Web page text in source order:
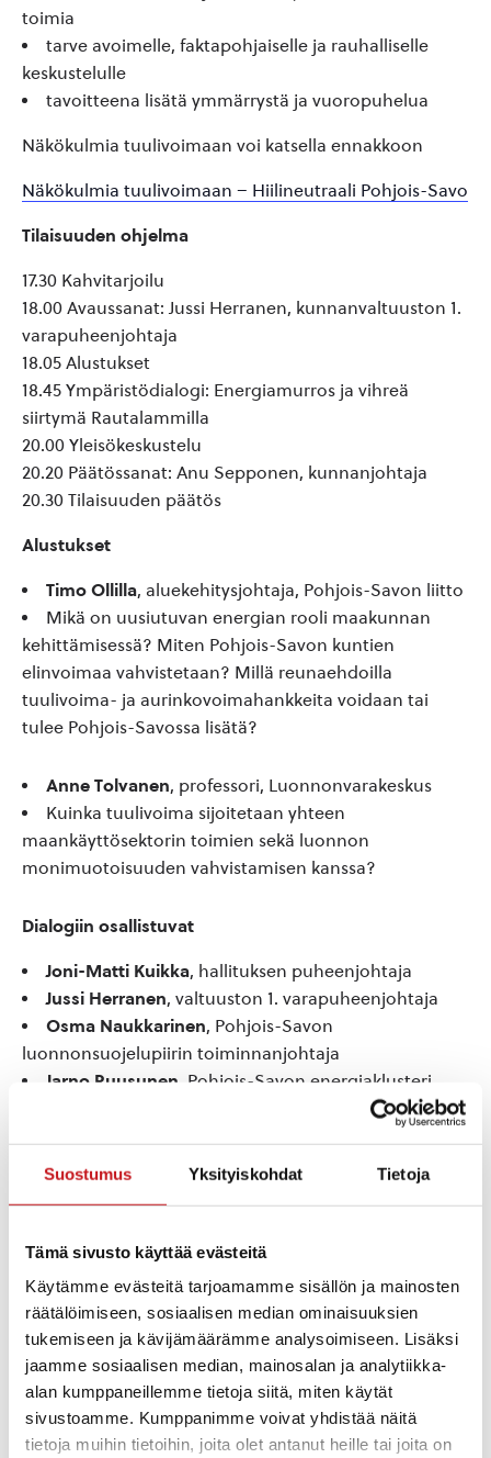
Suostumus Yksityiskohdat Tietoja
Tämä sivusto käyttää evästeitä
Käytämme evästeitä tarjoamamme sisällön ja mainosten
räätälöimiseen, sosiaalisen median ominaisuuksien
tukemiseen ja kävijämäärämme analysoimiseen. Lisäksi
jaamme sosiaalisen median, mainosalan ja analytiikka-
alan kumppaneillemme tietoja siitä, miten käytät
sivustoamme. Kumppanimme voivat yhdistää näitä
tietoja muihin tietoihin, joita olet antanut heille tai joita on
toimia
tarve avoimelle, faktapohjaiselle ja rauhalliselle
keskustelulle
tavoitteena lisätä ymmärrystä ja vuoropuhelua
Näkökulmia tuulivoimaan voi katsella ennakkoon
Näkökulmia tuulivoimaan – Hiilineutraali Pohjois-Savo
Tilaisuuden ohjelma
17.30 Kahvitarjoilu
18.00 Avaussanat: Jussi Herranen, kunnanvaltuuston 1.
varapuheenjohtaja
18.05 Alustukset
18.45 Ympäristödialogi: Energiamurros ja vihreä
siirtymä Rautalammilla
20.00 Yleisökeskustelu
20.20 Päätössanat: Anu Sepponen, kunnanjohtaja
20.30 Tilaisuuden päätös
Alustukset
Timo Ollilla, aluekehitysjohtaja, Pohjois-Savon liitto
Mikä on uusiutuvan energian rooli maakunnan
kehittämisessä? Miten Pohjois-Savon kuntien
elinvoimaa vahvistetaan? Millä reunaehdoilla
tuulivoima- ja aurinkovoimahankkeita voidaan tai
tulee Pohjois-Savossa lisätä?
Anne Tolvanen, professori, Luonnonvarakeskus
Kuinka tuulivoima sijoitetaan yhteen
maankäyttösektorin toimien sekä luonnon
monimuotoisuuden vahvistamisen kanssa?
Dialogiin osallistuvat
Joni-Matti Kuikka, hallituksen puheenjohtaja
Jussi Herranen, valtuuston 1. varapuheenjohtaja
Osma Naukkarinen, Pohjois-Savon
luonnonsuojelupiirin toiminnanjohtaja
Jarno Ruusunen , Pohjois-Savon energiaklusteri
, aluekehitysjohtaja Pohjois-Savon liitto
Fasilitaattorit
elinvoimakeskus
Jyri Wuorisalo, EU:n ilmastolähettiläs, TKI-
asiantuntija, Savonia-ammattikorkeakoulu
Dialogi on osa Pohjois-Savon Ympäristödialogisarjaa.